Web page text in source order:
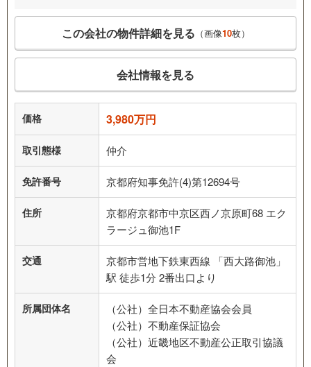
この会社の物件詳細を見る （画像10枚）
会社情報を見る
価格 3,980万円
取引態様 仲介
免許番号 京都府知事免許(4)第12694号
住所
京都府京都市中京区西ノ京原町68 エク
ラージュ御池1F
交通
京都市営地下鉄東西線 「西大路御池」
駅 徒歩1分 2番出口より
所属団体名
（公社）全日本不動産協会会員
（公社）不動産保証協会
（公社）近畿地区不動産公正取引協議
会